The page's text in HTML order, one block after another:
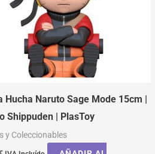
Hucha Naruto Sage Mode 15cm |
Shippuden | PlasToy
y Coleccionables